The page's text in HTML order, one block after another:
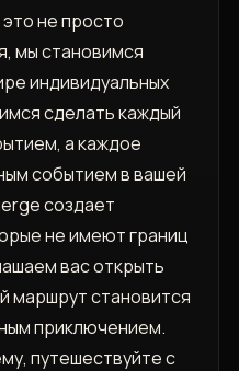
не просто
мы становимся
индивидуальных
сделать каждый
а каждое
событием в вашей
создает
не имеют границ
вас открыть
маршрут становится
приключением.
путешествуйте с